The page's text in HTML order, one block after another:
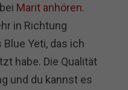
Marit anhören.
in Richtung
Yeti, das ich
habe. Die Qualität
und du kannst es